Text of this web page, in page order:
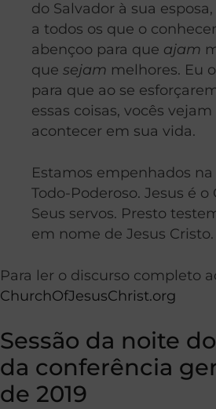
do Salvador à sua
a todos os que o
abençoo para que ajam
que sejam melhores. Eu
para que ao se
essas coisas, vocês
acontecer em sua vida.
Estamos empenhados
Todo-Poderoso. Jesus é o
Seus servos. Presto
em nome de Jesus
Para ler o discurso completo
ChurchOfJesusChrist.org
Sessão da noite
da conferência
de 2019